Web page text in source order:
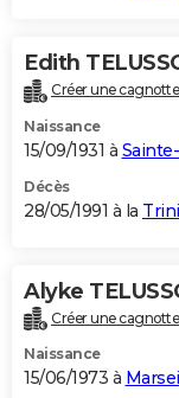
Edith
Créer une
Naissance
15/09/1931 à
Décès
28/05/1991 à la
Alyke
Créer une
Naissance
15/06/1973 à